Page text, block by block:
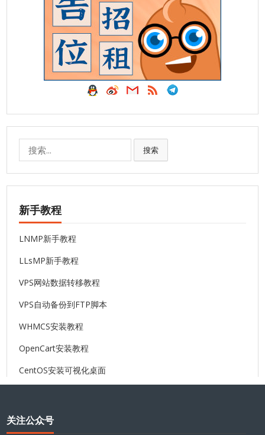
搜索
新手教程
LNMP新手教程
LLsMP新手教程
VPS网站数据转移教程
VPS自动备份到FTP脚本
WHMCS安装教程
OpenCart安装教程
CentOS安装可视化桌面
关注公众号